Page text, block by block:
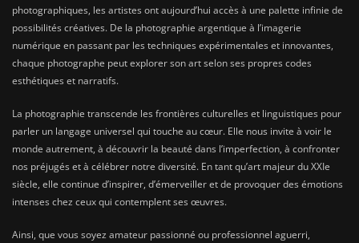
photographiques, les artistes ont aujourd’hui accès à une palette infinie de
possibilités créatives. De la photographie argentique à l’imagerie
numérique en passant par les techniques expérimentales et innovantes,
chaque photographe peut explorer son art selon ses propres codes
esthétiques et narratifs.
La photographie transcende les frontières culturelles et linguistiques pour
parler un langage universel qui touche au cœur. Elle nous invite à voir le
monde autrement, à découvrir la beauté dans l’imperfection, à confronter
nos préjugés et à célébrer notre diversité. En tant qu’art majeur du XXIe
siècle, elle continue d’inspirer, d’émerveiller et de provoquer des émotions
intenses chez ceux qui contemplent ses œuvres.
Ainsi, que vous soyez amateur passionné ou professionnel aguerri,